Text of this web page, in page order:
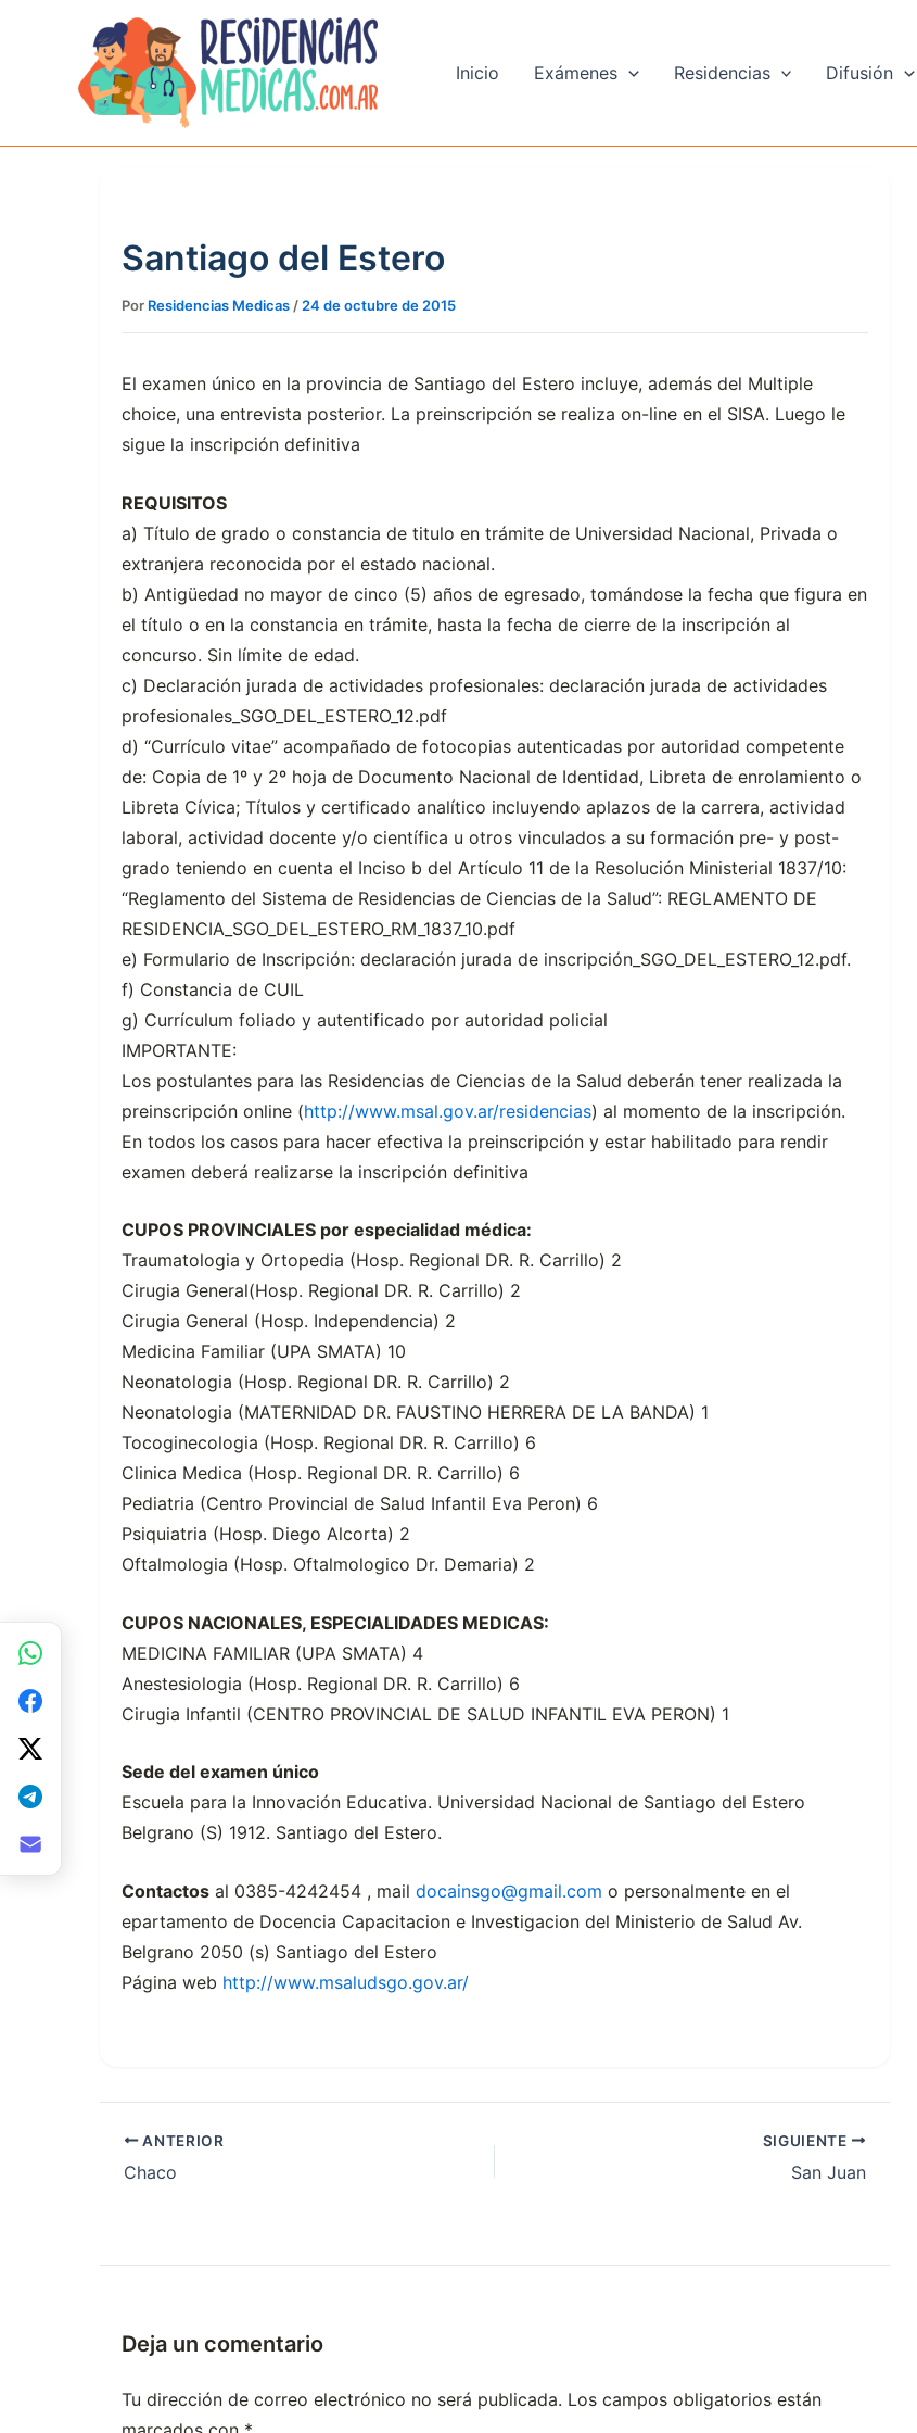
Inicio Exámenes Residencias Difusión
Santiago del Estero
Por Residencias Medicas / 24 de octubre de 2015
El examen único en la provincia de Santiago del Estero incluye, además del Multiple
choice, una entrevista posterior. La preinscripción se realiza on-line en el SISA. Luego le
sigue la inscripción definitiva
REQUISITOS
a) Título de grado o constancia de titulo en trámite de Universidad Nacional, Privada o
extranjera reconocida por el estado nacional.
b) Antigüedad no mayor de cinco (5) años de egresado, tomándose la fecha que figura en
el título o en la constancia en trámite, hasta la fecha de cierre de la inscripción al
concurso. Sin límite de edad.
c) Declaración jurada de actividades profesionales: declaración jurada de actividades
profesionales_SGO_DEL_ESTERO_12.pdf
d) “Currículo vitae” acompañado de fotocopias autenticadas por autoridad competente
de: Copia de 1º y 2º hoja de Documento Nacional de Identidad, Libreta de enrolamiento o
Libreta Cívica; Títulos y certificado analítico incluyendo aplazos de la carrera, actividad
laboral, actividad docente y/o científica u otros vinculados a su formación pre- y post-
grado teniendo en cuenta el Inciso b del Artículo 11 de la Resolución Ministerial 1837/10:
“Reglamento del Sistema de Residencias de Ciencias de la Salud”: REGLAMENTO DE
RESIDENCIA_SGO_DEL_ESTERO_RM_1837_10.pdf
e) Formulario de Inscripción: declaración jurada de inscripción_SGO_DEL_ESTERO_12.pdf.
f) Constancia de CUIL
g) Currículum foliado y autentificado por autoridad policial
IMPORTANTE:
Los postulantes para las Residencias de Ciencias de la Salud deberán tener realizada la
preinscripción online (http://www.msal.gov.ar/residencias) al momento de la inscripción.
En todos los casos para hacer efectiva la preinscripción y estar habilitado para rendir
examen deberá realizarse la inscripción definitiva
CUPOS PROVINCIALES por especialidad médica:
Traumatologia y Ortopedia (Hosp. Regional DR. R. Carrillo) 2
Cirugia General(Hosp. Regional DR. R. Carrillo) 2
Cirugia General (Hosp. Independencia) 2
Medicina Familiar (UPA SMATA) 10
Neonatologia (Hosp. Regional DR. R. Carrillo) 2
Neonatologia (MATERNIDAD DR. FAUSTINO HERRERA DE LA BANDA) 1
Tocoginecologia (Hosp. Regional DR. R. Carrillo) 6
Clinica Medica (Hosp. Regional DR. R. Carrillo) 6
Pediatria (Centro Provincial de Salud Infantil Eva Peron) 6
Psiquiatria (Hosp. Diego Alcorta) 2
Oftalmologia (Hosp. Oftalmologico Dr. Demaria) 2
CUPOS NACIONALES, ESPECIALIDADES MEDICAS:
MEDICINA FAMILIAR (UPA SMATA) 4
Anestesiologia (Hosp. Regional DR. R. Carrillo) 6
Cirugia Infantil (CENTRO PROVINCIAL DE SALUD INFANTIL EVA PERON) 1
Sede del examen único
Escuela para la Innovación Educativa. Universidad Nacional de Santiago del Estero
Belgrano (S) 1912. Santiago del Estero.
Contactos al 0385-4242454 , mail docainsgo@gmail.com o personalmente en el
epartamento de Docencia Capacitacion e Investigacion del Ministerio de Salud Av.
Belgrano 2050 (s) Santiago del Estero
Página web http://www.msaludsgo.gov.ar/
ANTERIOR
Chaco
SIGUIENTE
San Juan
Deja un comentario
Tu dirección de correo electrónico no será publicada. Los campos obligatorios están